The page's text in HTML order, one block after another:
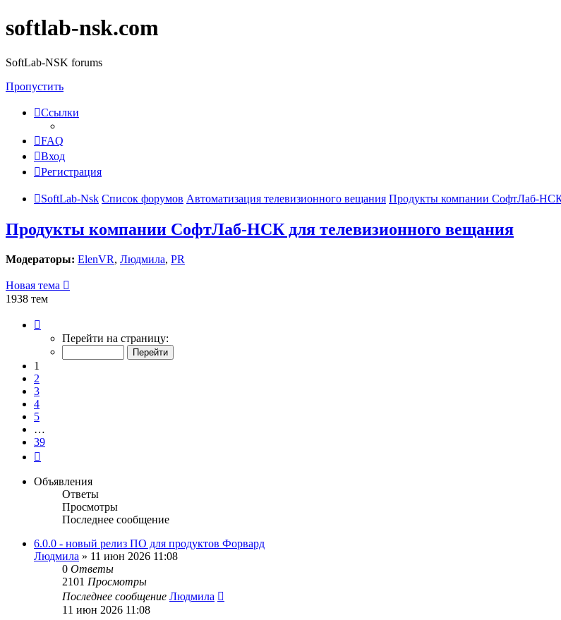
softlab-nsk.com
SoftLab-NSK forums
Пропустить
Ссылки
FAQ
Вход
Регистрация
SoftLab-Nsk Список форумов Автоматизация телевизионного вещания Продукты компании СофтЛаб-НСК
Продукты компании СофтЛаб-НСК для телевизионного вещания
Модераторы: ElenVR, Людмила, PR
Новая тема
1938 тем
Перейти на страницу:
1
2
3
4
5
…
39
Объявления
Ответы
Просмотры
Последнее сообщение
6.0.0 - новый релиз ПО для продуктов Форвард
Людмила » 11 июн 2026 11:08
0 Ответы
2101 Просмотры
Последнее сообщение Людмила
11 июн 2026 11:08